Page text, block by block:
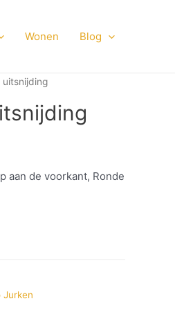
Wonen Blog
uitsnijding
aan de voorkant, Ronde
Jurken